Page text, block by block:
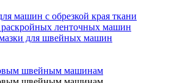
машин с обрезкой края ткани
раскройных ленточных машин
для швейных машин
швейным машинам